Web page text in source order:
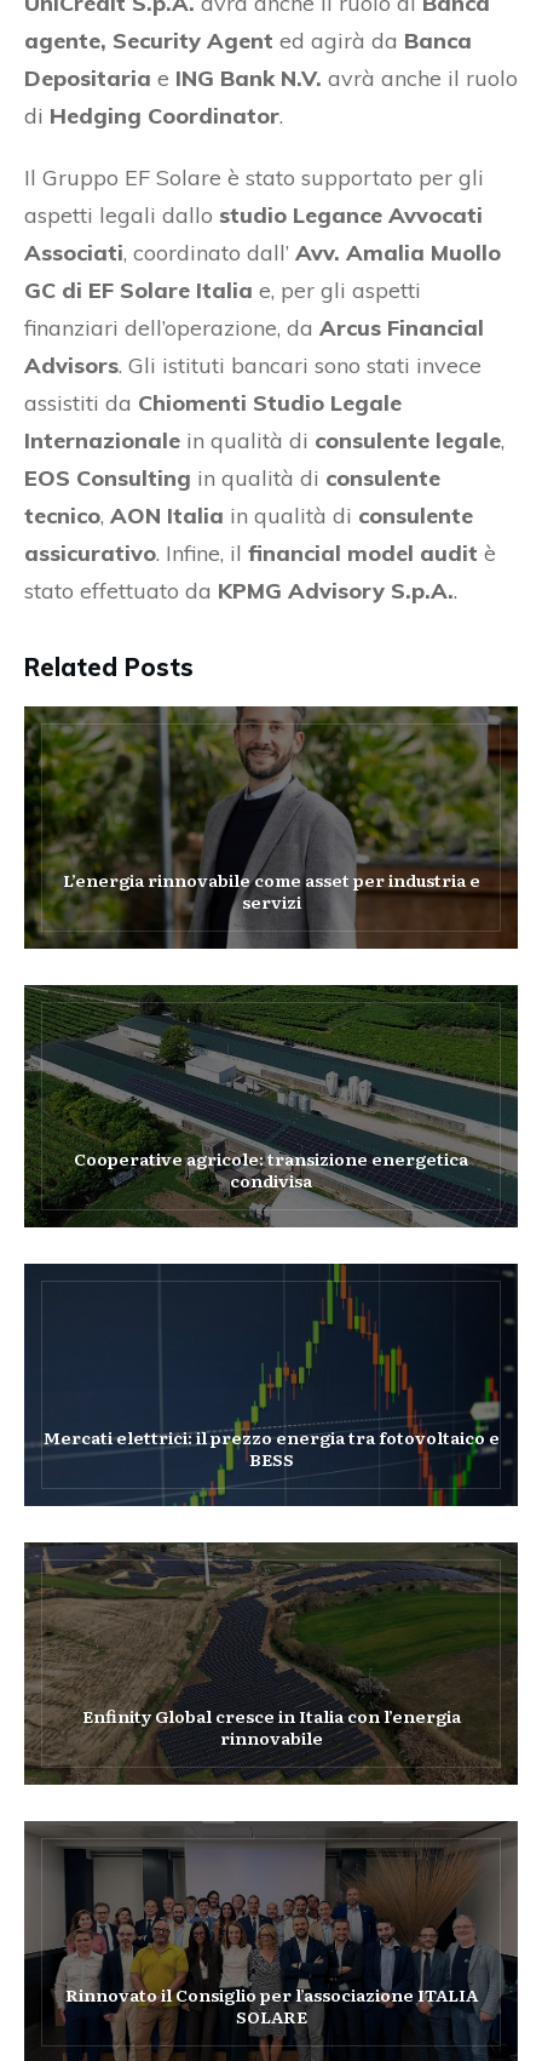
agente, Security Agent ed agirà da Banca
Depositaria e ING Bank N.V. avrà anche il ruolo
di Hedging Coordinator.
Il Gruppo EF Solare è stato supportato per gli
aspetti legali dallo studio Legance Avvocati
Associati, coordinato dall’ Avv. Amalia Muollo
GC di EF Solare Italia e, per gli aspetti
finanziari dell’operazione, da Arcus Financial
Advisors. Gli istituti bancari sono stati invece
assistiti da Chiomenti Studio Legale
Internazionale in qualità di consulente legale,
EOS Consulting in qualità di consulente
tecnico, AON Italia in qualità di consulente
assicurativo. Infine, il financial model audit è
stato effettuato da KPMG Advisory S.p.A..
Related Posts
L’energia rinnovabile come asset per industria e
servizi
Cooperative agricole: transizione energetica
condivisa
Mercati elettrici: il prezzo energia tra fotovoltaico e
BESS
Enfinity Global cresce in Italia con l’energia
rinnovabile
Rinnovato il Consiglio per l’associazione ITALIA
SOLARE